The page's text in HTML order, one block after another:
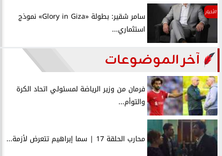
الأخبار
سامر شقير: بطولة «Glory in Giza» نموذج
استثماري...
آخر الموضوعات
فرمان من وزير الرياضة لمسئولي اتحاد الكرة
والتوأم...
محارب الحلقة 17 | سما إبراهيم تتعرض لأزمة...